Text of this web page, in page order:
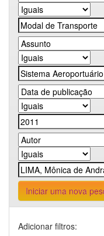
Iniciar uma nova
Adicionar filtros: